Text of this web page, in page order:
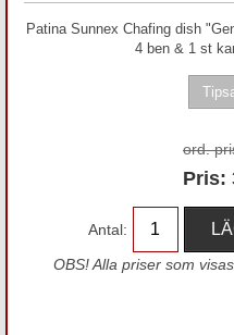
Patina Sunnex Chafing dish
4 ben & 1 st
ord.
Pris:
Antal:
OBS! Alla priser som